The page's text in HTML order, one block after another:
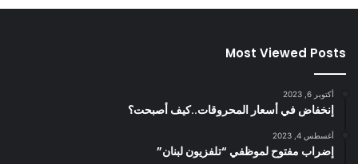
Most Viewed Posts
أكتوبر 6, 2023
إنخفاض في أسعار المحروقات..كيف أصبحت؟
أغسطس 4, 2023
إضراب مفتوح لموظفي “تلفزيون لبنان”